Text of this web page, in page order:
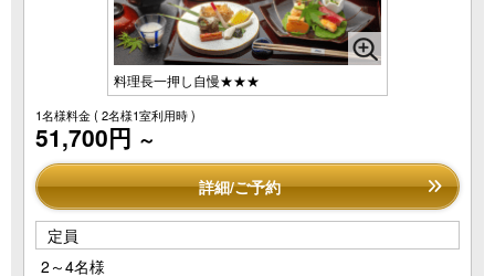
料理長一押し自慢★★★
1名様料金( 2名様1室利用時 )
51,700円 ～
詳細/ご予約
定員
2～4名様